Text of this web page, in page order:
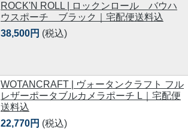
ROCK'N ROLL | ロックンロール バウハ
ウスポーチ ブラック｜宅配便送料込
38,500円 (税込)
WOTANCRAFT | ヴォータンクラフト フル
レザーポータブルカメラポーチ L｜宅配便
送料込
22,770円 (税込)